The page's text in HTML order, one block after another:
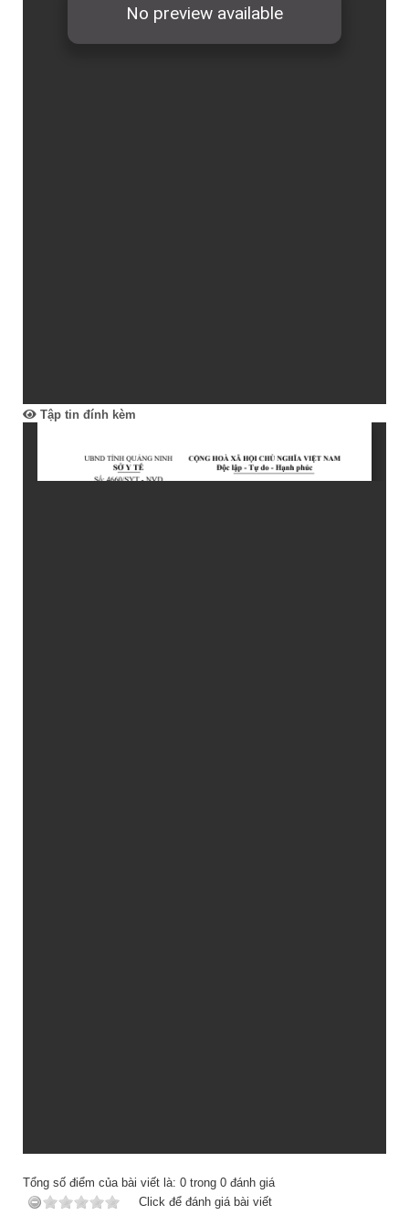
Tập tin đính kèm
Tổng số điểm của bài viết là: 0 trong 0 đánh giá
Click để đánh giá bài viết